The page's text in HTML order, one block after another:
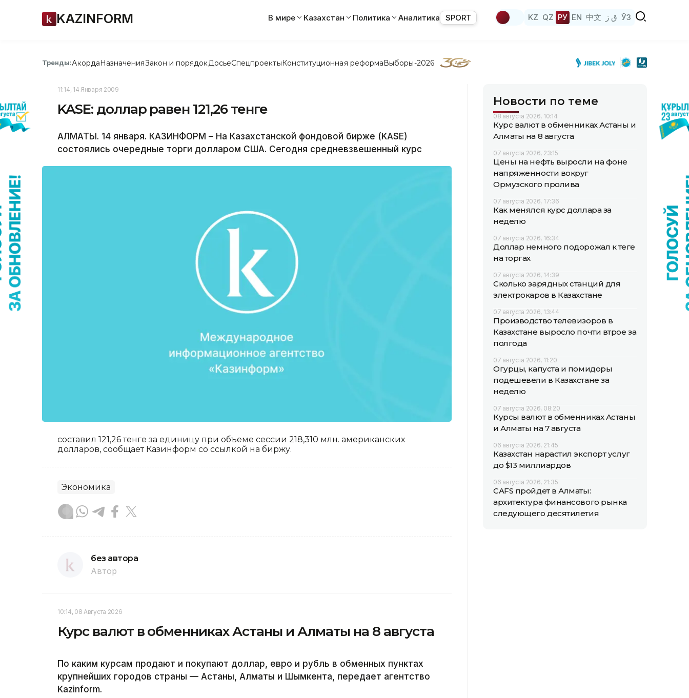
KAZINFORM В мире Казахстан Политика Аналитика SPORT KZ QZ РУ EN 中文 ق ز ЎЗ
Тренды:АкордаНазначенияЗакон и порядок ДосьеСпецпроектыКонституционная реформаВыборы-2026
11:14, 14 Января 2009
KASE: доллар равен 121,26 тенге
АЛМАТЫ. 14 января. КАЗИНФОРМ – На Казахстанской фондовой бирже (KASE)
состоялись очередные торги долларом США. Сегодня средневзвешенный курс
составил 121,26 тенге за единицу при объеме сессии 218,310 млн. американских
долларов, сообщает Казинформ со ссылкой на биржу.
Экономика
без автора
Автор
10:14, 08 Августа 2026
Курс валют в обменниках Астаны и Алматы на 8 августа
По каким курсам продают и покупают доллар, евро и рубль в обменных пунктах
крупнейших городов страны — Астаны, Алматы и Шымкента, передает агентство
Kazinform.
Новости по теме
08 августа 2026, 10:14
Курс валют в обменниках Астаны и
Алматы на 8 августа
07 августа 2026, 23:15
Цены на нефть выросли на фоне
напряженности вокруг
Ормузского пролива
07 августа 2026, 17:36
Как менялся курс доллара за
неделю
07 августа 2026, 16:34
Доллар немного подорожал к теңге
на торгах
07 августа 2026, 14:39
Сколько зарядных станций для
электрокаров в Казахстане
07 августа 2026, 13:44
Производство телевизоров в
Казахстане выросло почти втрое за
полгода
07 августа 2026, 11:20
Огурцы, капуста и помидоры
подешевели в Казахстане за
неделю
07 августа 2026, 08:20
Курсы валют в обменниках Астаны
и Алматы на 7 августа
06 августа 2026, 21:45
Казахстан нарастил экспорт услуг
до $13 миллиардов
06 августа 2026, 21:35
CAFS пройдет в Алматы:
архитектура финансового рынка
следующего десятилетия